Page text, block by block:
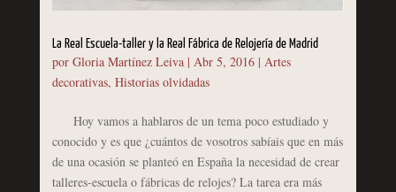
La Real Escuela-taller y la Real Fábrica de Relojería de Madrid
por Gloria Martínez Leiva| Abr 5, 2016| Artes
decorativas, Historias olvidadas
Hoy vamos a hablaros de un tema poco estudiado y
conocido y es que ¿cuántos de vosotros sabíais que en más
de una ocasión se planteó en España la necesidad de crear
talleres-escuela o fábricas de relojes? La tarea era más